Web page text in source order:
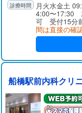
月火水金土
4:00〜17:30
可 受付15分
間は直接の確
船橋駅前内科クリ